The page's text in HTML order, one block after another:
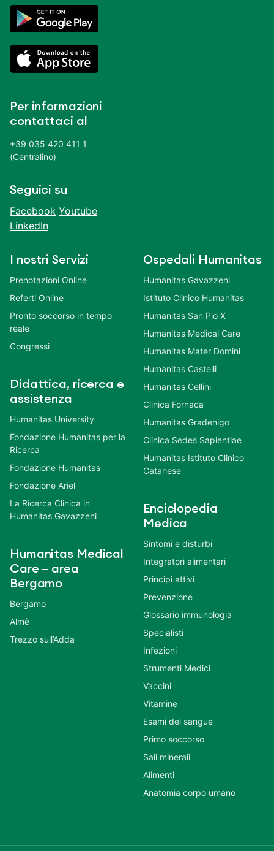
Per informazioni
contattaci al
+39 035 420 411 1
(Centralino)
Seguici su
Facebook Youtube
LinkedIn
I nostri Servizi
Prenotazioni Online
Referti Online
Pronto soccorso in tempo
reale
Congressi
Didattica, ricerca e
assistenza
Humanitas University
Fondazione Humanitas per la
Ricerca
Fondazione Humanitas
Fondazione Ariel
La Ricerca Clinica in
Humanitas Gavazzeni
Humanitas Medical
Care – area
Bergamo
Bergamo
Almè
Trezzo sull’Adda
Ospedali Humanitas
Humanitas Gavazzeni
Istituto Clinico Humanitas
Humanitas San Pio X
Humanitas Medical Care
Humanitas Mater Domini
Humanitas Castelli
Humanitas Cellini
Clinica Fornaca
Humanitas Gradenigo
Clinica Sedes Sapientiae
Humanitas Istituto Clinico
Catanese
Enciclopedia
Medica
Sintomi e disturbi
Integratori alimentari
Principi attivi
Prevenzione
Glossario immunologia
Specialisti
Infezioni
Strumenti Medici
Vaccini
Vitamine
Esami del sangue
Primo soccorso
Sali minerali
Alimenti
Anatomia corpo umano